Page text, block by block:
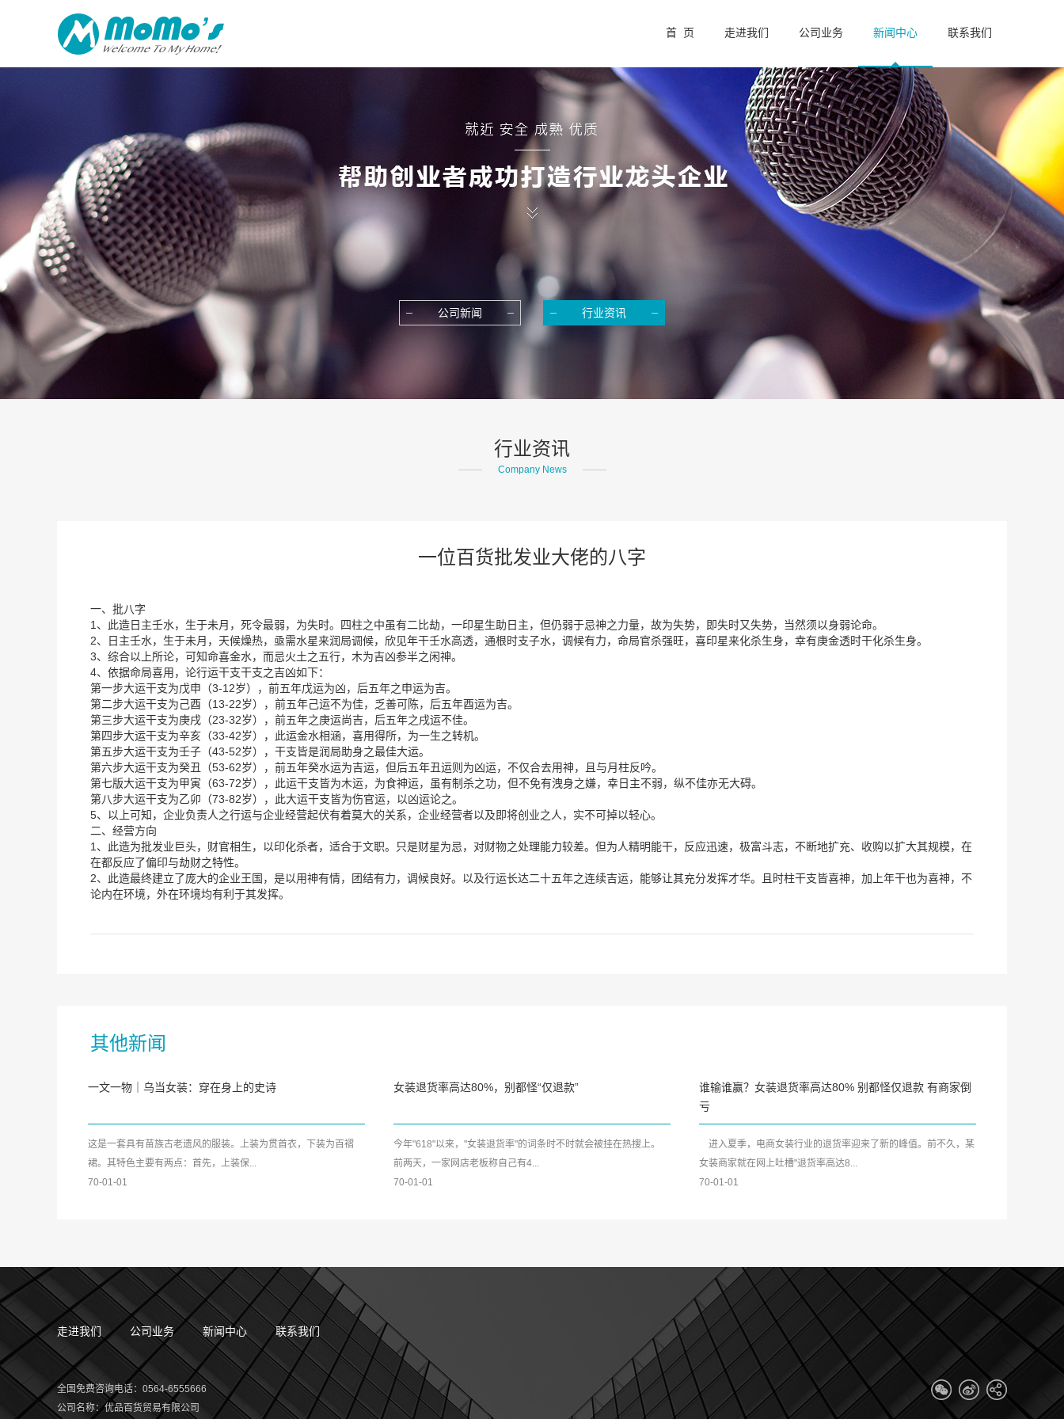
首 页 走进我们 公司业务 新闻中心 联系我们
公司新闻 行业资讯
行业资讯
Company News
一位百货批发业大佬的八字
一、批八字
1、此造日主壬水，生于未月，死令最弱，为失时。四柱之中虽有二比劫，一印星生助日主，但仍弱于忌神之力量，故为失势，即失时又失势，当然须以身弱论命。
2、日主壬水，生于未月，天候燥热，亟需水星来润局调候，欣见年干壬水高透，通根时支子水，调候有力，命局官杀强旺，喜印星来化杀生身，幸有庚金透时干化杀生身。
3、综合以上所论，可知命喜金水，而忌火土之五行，木为吉凶参半之闲神。
4、依据命局喜用，论行运干支干支之吉凶如下：
第一步大运干支为戊申（3-12岁），前五年戊运为凶，后五年之申运为吉。
第二步大运干支为己酉（13-22岁），前五年己运不为佳，乏善可陈，后五年酉运为吉。
第三步大运干支为庚戌（23-32岁），前五年之庚运尚吉，后五年之戌运不佳。
第四步大运干支为辛亥（33-42岁），此运金水相涵，喜用得所，为一生之转机。
第五步大运干支为壬子（43-52岁），干支皆是润局助身之最佳大运。
第六步大运干支为癸丑（53-62岁），前五年癸水运为吉运，但后五年丑运则为凶运，不仅合去用神，且与月柱反吟。
第七版大运干支为甲寅（63-72岁），此运干支皆为木运，为食神运，虽有制杀之功，但不免有洩身之嫌，幸日主不弱，纵不佳亦无大碍。
第八步大运干支为乙卯（73-82岁），此大运干支皆为伤官运，以凶运论之。
5、以上可知，企业负责人之行运与企业经营起伏有着莫大的关系，企业经营者以及即将创业之人，实不可掉以轻心。
二、经营方向
1、此造为批发业巨头，财官相生，以印化杀者，适合于文职。只是财星为忌，对财物之处理能力较差。但为人精明能干，反应迅速，极富斗志，不断地扩充、收购以扩大其规模，在
在都反应了偏印与劫财之特性。
2、此造最终建立了庞大的企业王国，是以用神有情，团结有力，调候良好。以及行运长达二十五年之连续吉运，能够让其充分发挥才华。且时柱干支皆喜神，加上年干也为喜神，不
论内在环境，外在环境均有利于其发挥。
其他新闻
一文一物｜乌当女装：穿在身上的史诗
这是一套具有苗族古老遗风的服装。上装为贯首衣，下装为百褶
裙。其特色主要有两点：首先，上装保...
70-01-01
女装退货率高达80%，别都怪“仅退款”
今年"618"以来，"女装退货率"的词条时不时就会被挂在热搜上。
前两天，一家网店老板称自己有4...
70-01-01
谁输谁赢？女装退货率高达80% 别都怪仅退款 有商家倒
亏
进入夏季，电商女装行业的退货率迎来了新的峰值。前不久，某
女装商家就在网上吐槽"退货率高达8...
70-01-01
走进我们 公司业务 新闻中心 联系我们
全国免费咨询电话：0564-6555666
公司名称：优品百货贸易有限公司